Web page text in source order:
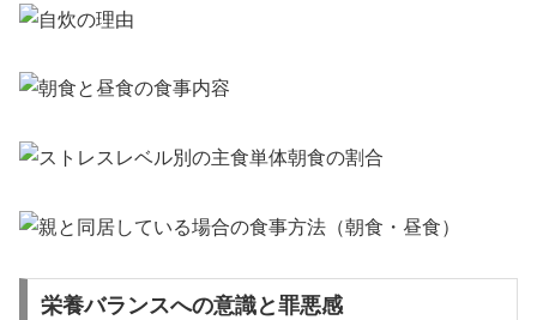
栄養バランスへの意識と罪悪感